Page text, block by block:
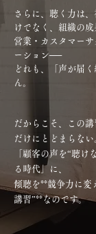
さらに、聴く力は
けでなく、組織の成
営業・カスタマー
ーション──
どれも、「声が届
ん。
だからこそ、この
だけにとどまらない
「顧客の声を“聴け
る時代」に、
傾聴を**競争力に変
講習”**なのです。